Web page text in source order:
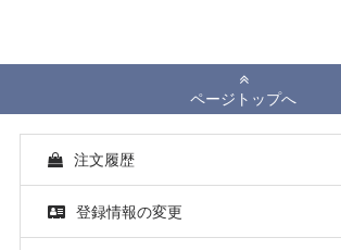
ページトップへ
注文履歴
登録情報の変更